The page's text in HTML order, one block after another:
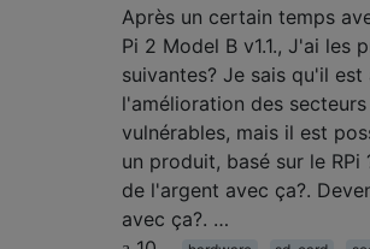
Après un certain temps
Pi 2 Model B v1.1., J'ai les
suivantes? Je sais qu'il est
l'amélioration des
vulnérables, mais il est
un produit, basé sur le RPi
de l'argent avec ça?.
avec ça?. …